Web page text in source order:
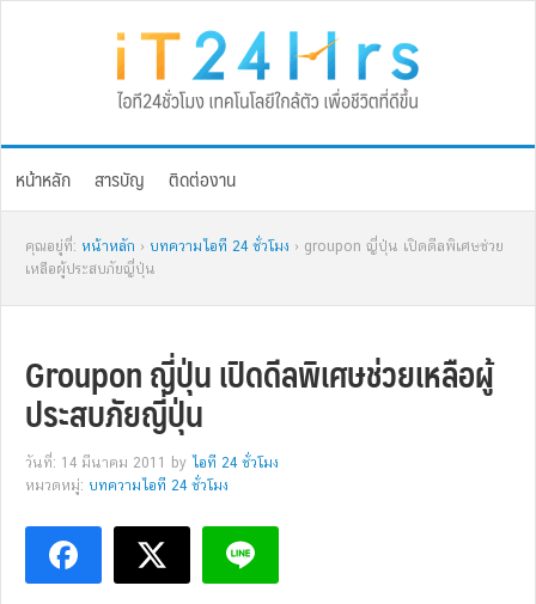
หน้าหลัก สารบัญ ติดต่องาน
คุณอยู่ที่: หน้าหลัก › บทความไอที 24 ชั่วโมง › groupon ญี่ปุ่น เปิดดีลพิเศษช่วย
เหลือผู้ประสบภัยญี่ปุ่น
Groupon ญี่ปุ่น เปิดดีลพิเศษช่วยเหลือผู้
ประสบภัยญี่ปุ่น
วันที่: 14 มีนาคม 2011 by ไอที 24 ชั่วโมง
หมวดหมู่: บทความไอที 24 ชั่วโมง